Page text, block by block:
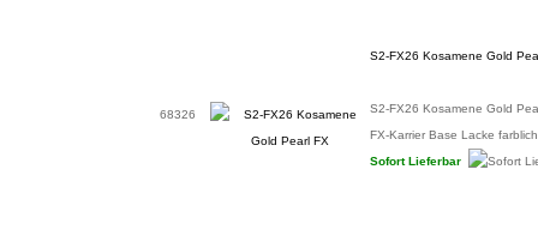
68326
S2-FX26 Kosamene Gold
S2-FX26 Kosamene Gold
FX-Karrier Base Lacke
Sofort Lieferbar